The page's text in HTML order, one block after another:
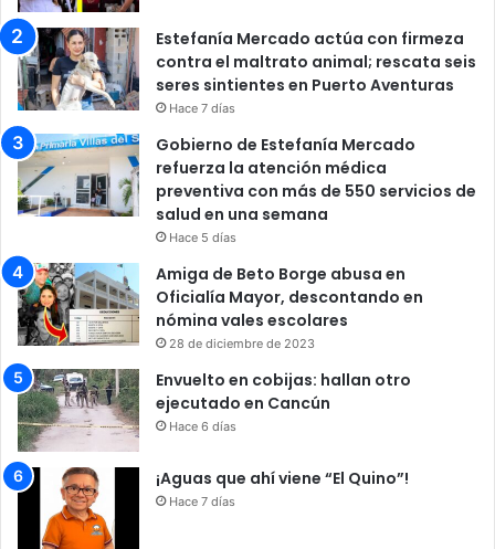
Estefanía Mercado actúa con firmeza
contra el maltrato animal; rescata seis
seres sintientes en Puerto Aventuras
Hace 7 días
Gobierno de Estefanía Mercado
refuerza la atención médica
preventiva con más de 550 servicios de
salud en una semana
Hace 5 días
Amiga de Beto Borge abusa en
Oficialía Mayor, descontando en
nómina vales escolares
28 de diciembre de 2023
Envuelto en cobijas: hallan otro
ejecutado en Cancún
Hace 6 días
¡Aguas que ahí viene “El Quino”!
Hace 7 días